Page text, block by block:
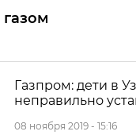
Газпром: дети в
неправильно
08 ноября 2019 - 15:16